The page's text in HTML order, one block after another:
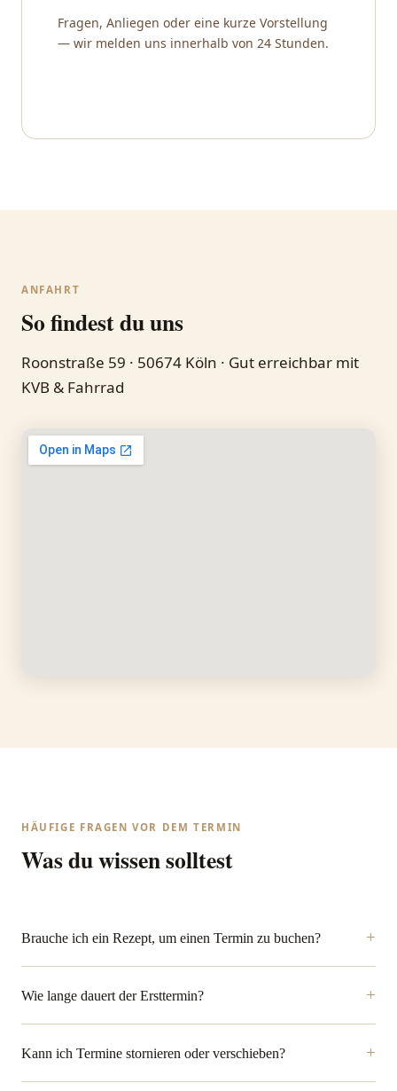
Fragen, Anliegen oder eine kurze Vorstellung
— wir melden uns innerhalb von 24 Stunden.
ANFAHRT
So findest du uns
Roonstraße 59 · 50674 Köln · Gut erreichbar mit
KVB & Fahrrad
HÄUFIGE FRAGEN VOR DEM TERMIN
Was du wissen solltest
Brauche ich ein Rezept, um einen Termin zu buchen?
Wie lange dauert der Ersttermin?
Kann ich Termine stornieren oder verschieben?